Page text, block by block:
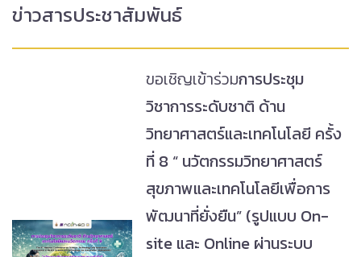
ข่าวสารประชาสัมพันธ์
ขอเชิญเข้าร่วมการประชุม
วิชาการระดับชาติ ด้าน
วิทยาศาสตร์และเทคโนโลยี ครั้ง
ที่ 8 “ นวัตกรรมวิทยาศาสตร์
สุขภาพและเทคโนโลยีเพื่อการ
พัฒนาที่ยั่งยืน” (รูปแบบ On-
site และ Online ผ่านระบบ